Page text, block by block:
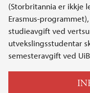
(Storbritannia er ikkje
Erasmus-
studieavgift ved
utvekslingsstudentar
semesteravgift ved